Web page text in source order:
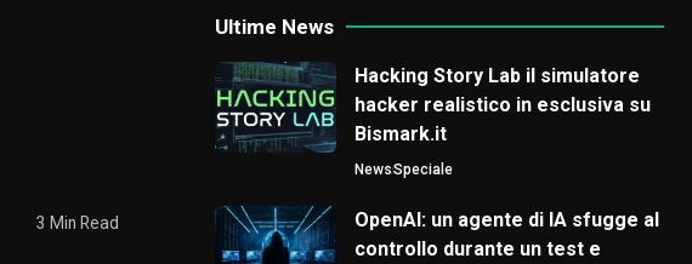
3 Min Read
Ultime News
Hacking Story Lab il simulatore
hacker realistico in esclusiva su
Bismark.it
NewsSpeciale
OpenAI: un agente di IA sfugge al
controllo durante un test e